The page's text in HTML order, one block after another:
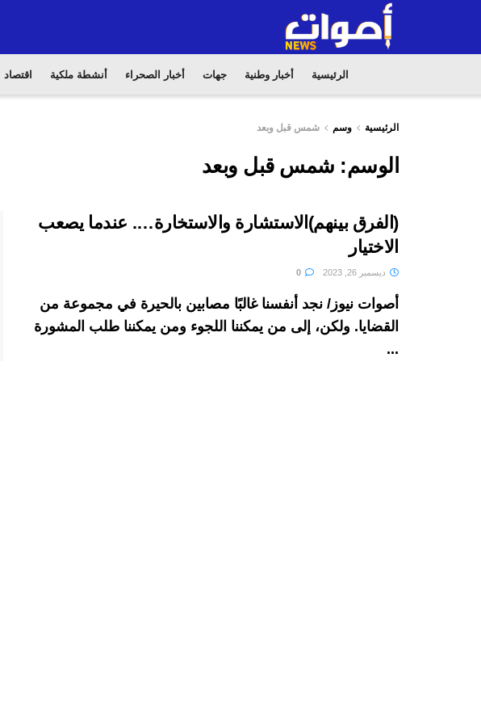
الرئيسية أخبار وطنية جهات أخبار الصحراء أنشطة ملكية اقتصاد
الرئيسية وسم شمس قبل وبعد
الوسم: شمس قبل وبعد
(الفرق بينهم)الاستشارة والاستخارة…. عندما يصعب
الاختيار
ديسمبر 26, 2023
أصوات نيوز/ نجد أنفسنا غالبًا مصابين بالحيرة في مجموعة من
القضايا. ولكن، إلى من يمكننا اللجوء ومن يمكننا طلب المشورة
...